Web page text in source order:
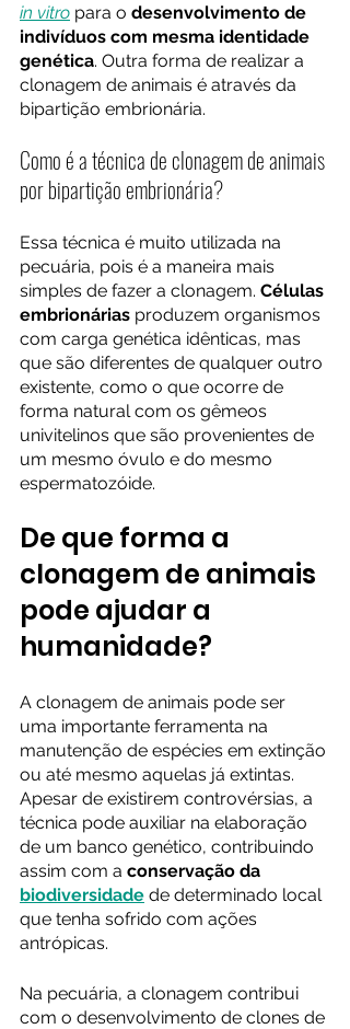
in vitro para o desenvolvimento de
indivíduos com mesma identidade
genética. Outra forma de realizar a
clonagem de animais é através da
bipartição embrionária.
Como é a técnica de clonagem de animais
por bipartição embrionária?
Essa técnica é muito utilizada na
pecuária, pois é a maneira mais
simples de fazer a clonagem. Células
embrionárias produzem organismos
com carga genética idênticas, mas
que são diferentes de qualquer outro
existente, como o que ocorre de
forma natural com os gêmeos
univitelinos que são provenientes de
um mesmo óvulo e do mesmo
espermatozóide.
De que forma a
clonagem de animais
pode ajudar a
humanidade?
A clonagem de animais pode ser
uma importante ferramenta na
manutenção de espécies em extinção
ou até mesmo aquelas já extintas.
Apesar de existirem controvérsias, a
técnica pode auxiliar na elaboração
de um banco genético, contribuindo
assim com a conservação da
biodiversidade de determinado local
que tenha sofrido com ações
antrópicas.
Na pecuária, a clonagem contribui
com o desenvolvimento de clones de